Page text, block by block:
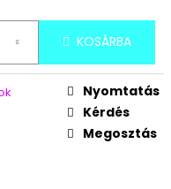
KOSÁRBA
Nyomtatás
Kérdés
Megosztás